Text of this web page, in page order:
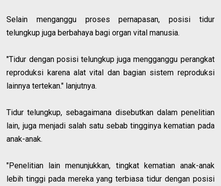
Selain menganggu proses pernapasan, posisi tidur
telungkup juga berbahaya bagi organ vital manusia.
"Tidur dengan posisi telungkup juga mengganggu perangkat
reproduksi karena alat vital dan bagian sistem reproduksi
lainnya tertekan." lanjutnya.
Tidur telungkup, sebagaimana disebutkan dalam penelitian
lain, juga menjadi salah satu sebab tingginya kematian pada
anak-anak.
"Penelitian lain menunjukkan, tingkat kematian anak-anak
lebih tinggi pada mereka yang terbiasa tidur dengan posisi